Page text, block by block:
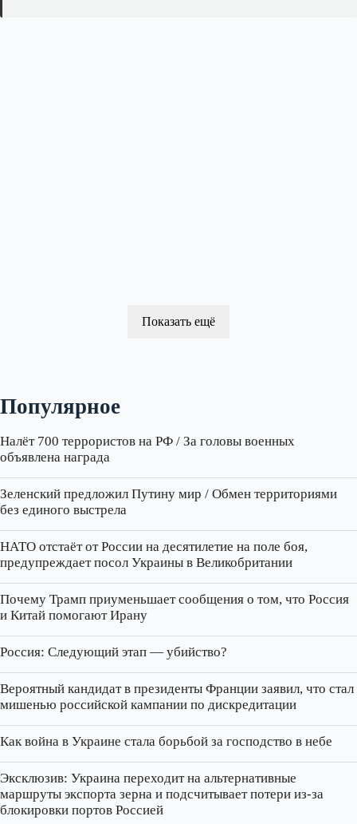
Показать ещё
Популярное
Налёт 700 террористов на РФ / За головы военных
объявлена награда
Зеленский предложил Путину мир / Обмен территориями
без единого выстрела
НАТО отстаёт от России на десятилетие на поле боя,
предупреждает посол Украины в Великобритании
Почему Трамп приуменьшает сообщения о том, что Россия
и Китай помогают Ирану
Россия: Следующий этап — убийство?
Вероятный кандидат в президенты Франции заявил, что стал
мишенью российской кампании по дискредитации
Как война в Украине стала борьбой за господство в небе
Эксклюзив: Украина переходит на альтернативные
маршруты экспорта зерна и подсчитывает потери из‑за
блокировки портов Россией